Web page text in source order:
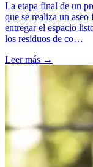
La etapa final de un
que se realiza un
entregar el espacio
los residuos de co…
Leer más →